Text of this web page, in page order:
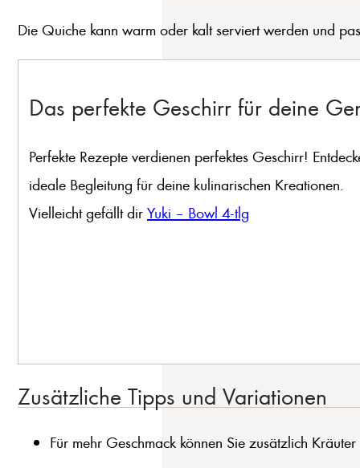
Die Quiche kann warm oder kalt serviert werden und
Das perfekte Geschirr für deine
Perfekte Rezepte verdienen perfektes Geschirr!
ideale Begleitung für deine kulinarischen Kreationen.
Vielleicht gefällt dir Yuki – Bowl 4-tlg
Zusätzliche Tipps und Variationen
Für mehr Geschmack können Sie zusätzlich